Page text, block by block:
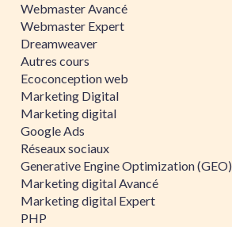
Webmaster Avancé
Webmaster Expert
Dreamweaver
Autres cours
Ecoconception web
Marketing Digital
Marketing digital
Google Ads
Réseaux sociaux
Generative Engine Optimization (GEO)
Marketing digital Avancé
Marketing digital Expert
PHP